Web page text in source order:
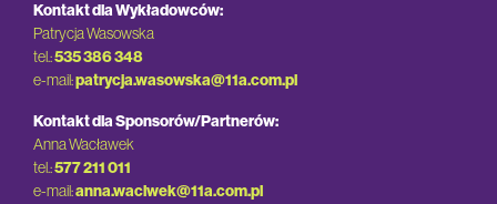
Kontakt dla Wykładowców:
Patrycja Wasowska
tel.:535 386 348
e-mail:patrycja.wasowska@11a.com.pl
Kontakt dla Sponsorów/Partnerów:
Anna Wacławek
tel.:577 211 011
e-mail:anna.waclwek@11a.com.pl